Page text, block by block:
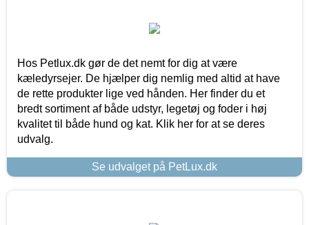
Hos Petlux.dk gør de det nemt for dig at være
kæledyrsejer. De hjælper dig nemlig med altid at have
de rette produkter lige ved hånden. Her finder du et
bredt sortiment af både udstyr, legetøj og foder i høj
kvalitet til både hund og kat. Klik her for at se deres
udvalg.
Se udvalget på PetLux.dk